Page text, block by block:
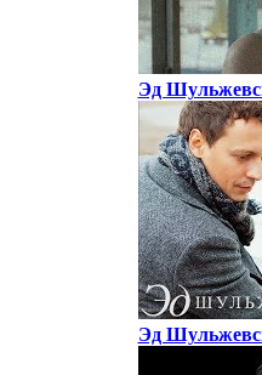
Эд
Эд